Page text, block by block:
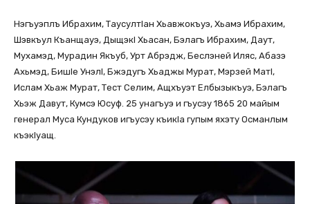
Нэгъуэплъ Ибрахим, Таусултlан Хьавжокъуэ, Хьамэ Ибрахим,
Шэвкъул Къанщауэ, Дыщэкl Хьасан, Бэлагъ Ибрахим, Даут,
Мухамэд, Мурадин Якъуб, Урт Абрэдж, Беслэней Иляс, Абазэ
Ахьмэд, Бишlе Унэлl, Бжэдугъ Хьаджы Мурат, Мэрзей Матl,
Ислам Хьаж Мурат, Тест Селим, Ащхъуэт Елбызыкъуэ, Бэлагъ
Хьэж Давут, Кумсэ Юсуф. 25 унагъуэ и гъусэу 1865 20 майым
генерал Муса Кундуков игъусэу къикlа гупым яхэту Османлым
къэкlуащ.